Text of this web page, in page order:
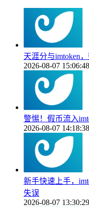
天涯分与imtoken
2026-08-07 15:06:48
警惕！假币流入
2026-08-07 14:18:38
新手快速上手，
失误
2026-08-07 13:30:29